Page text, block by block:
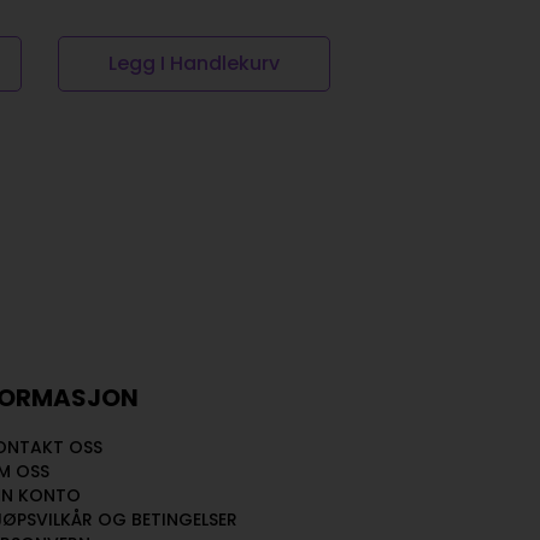
Legg I Handlekurv
OSS
OSS
KONTO
OG BETINGELSER